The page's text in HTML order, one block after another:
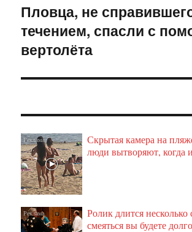
Следующая
запись:
Пловца, не
течением, спасли с
вертолёта
Скрытая камера на
люди вытворяют, когда
Ролик длится несколько
смеяться вы будете долго